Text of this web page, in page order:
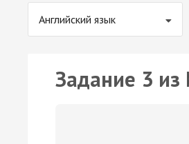
Английский язык
Задание 3 из